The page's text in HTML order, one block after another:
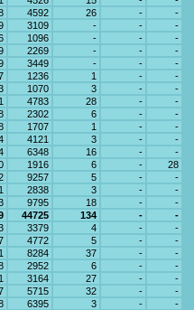
4592 26 -
-
3109 - -
-
1096 - -
-
2269 - -
-
3449 - -
-
1236 1 -
-
1070 3 -
-
4783 28 -
-
2302 6 -
-
1707 1 -
-
4121 3 -
-
6348 16 -
-
1916 6 -
28
9257 5 -
-
2838 3 -
-
9795 18 -
-
44725 134 -
-
3379 4 -
-
4772 5 -
-
8284 37 -
-
2952 6 -
-
3164 27 -
-
5715 32 -
-
6395 3 -
-